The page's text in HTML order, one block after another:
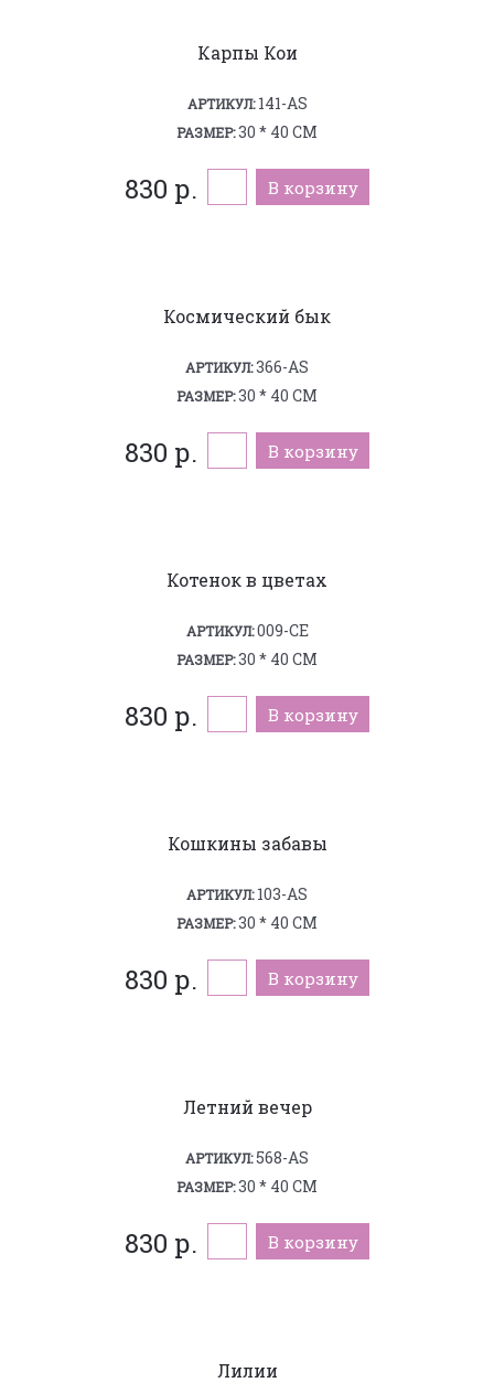
Карпы Кои
АРТИКУЛ:141-AS
РАЗМЕР:30 * 40 СМ
830 р. В корзину
Космический бык
АРТИКУЛ:366-AS
РАЗМЕР:30 * 40 СМ
830 р. В корзину
Котенок в цветах
АРТИКУЛ:009-CE
РАЗМЕР:30 * 40 СМ
830 р. В корзину
Кошкины забавы
АРТИКУЛ:103-AS
РАЗМЕР:30 * 40 СМ
830 р. В корзину
Летний вечер
АРТИКУЛ:568-AS
РАЗМЕР:30 * 40 СМ
830 р. В корзину
Лилии